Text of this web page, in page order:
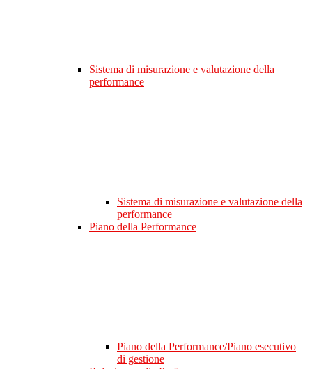
Sistema di misurazione e valutazione della
performance
Sistema di misurazione e valutazione della
performance
Piano della Performance
Piano della Performance/Piano esecutivo
di gestione